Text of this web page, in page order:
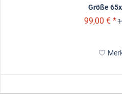
Größe
99,00 € *